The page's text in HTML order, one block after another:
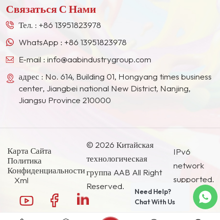
Востоке, в Юго-Восточной Азии, Японии, Южной
Корее и других странах и регионах.
Связаться С Нами
Тел. : +86 13951823978
WhatsApp : +86 13951823978
E-mail : info@aabindustrygroup.com
адрес : No. 614, Building 01, Hongyang times business
center, Jiangbei national New District, Nanjing,
Jiangsu Province 210000
Карта Сайта
Политика
Конфиденциальности
Xml
© 2026 Китайская
технологическая
группа AAB All Right
Reserved.
IPv6
network
supported.
Need Help?
Chat With Us